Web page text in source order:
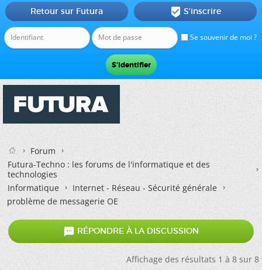
Se souvenir de moi ?
Retour sur Futura  S'inscrire
Forum
Futura-Techno : les forums de l'informatique et des
technologies
Informatique
Internet - Réseau - Sécurité générale
problème de messagerie OE
 RÉPONDRE À LA DISCUSSION
Affichage des résultats 1 à 8 sur 8